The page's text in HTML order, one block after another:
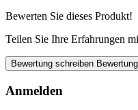
Bewerten Sie dieses Produkt!
Teilen Sie Ihre Erfahrungen
Bewertung schreiben
Anmelden